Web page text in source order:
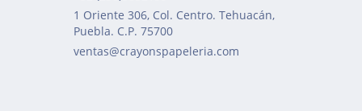
1 Oriente 306, Col. Centro. Tehuacán,
Puebla. C.P. 75700
ventas@crayonspapeleria.com